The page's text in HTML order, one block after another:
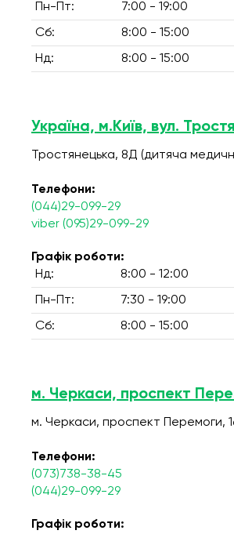
Пн-Пт:
7:00 - 19:00
Сб: 8:00 - 15:00
Нд: 8:00 - 15:00
Україна, м.Київ, вул.
Тростянецька, 8Д (дитяча
Телефони:
(044)29-099-29
viber (095)29-099-29
Графік роботи:
Нд:
8:00 - 12:00
Пн-Пт: 7:30 - 19:00
Сб: 8:00 - 15:00
м. Черкаси, проспект
м. Черкаси, проспект Перемоги,
Телефони:
(073)738-38-45
(044)29-099-29
Графік роботи: